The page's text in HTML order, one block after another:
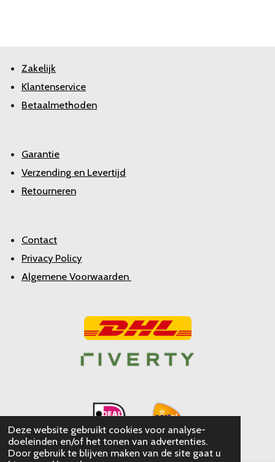
Deze website gebruikt cookies voor analyse-
doeleinden en/of het tonen van advertenties.
Door gebruik te blijven maken van de site gaat u
Zakelijk
Klantenservice
Betaalmethoden
Garantie
Verzending en Levertijd
Retourneren
Contact
Privacy Policy
Algemene Voorwaarden